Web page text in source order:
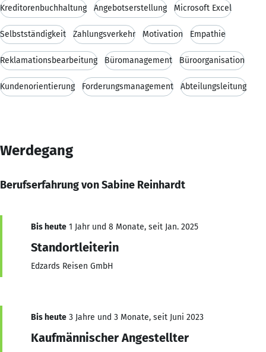
Kreditorenbuchhaltung Angebotserstellung Microsoft Excel
Selbstständigkeit Zahlungsverkehr Motivation Empathie
Reklamationsbearbeitung Büromanagement Büroorganisation
Kundenorientierung Forderungsmanagement Abteilungsleitung
Werdegang
Berufserfahrung von Sabine Reinhardt
Bis heute 1 Jahr und 8 Monate, seit Jan. 2025
Standortleiterin
Edzards Reisen GmbH
Bis heute 3 Jahre und 3 Monate, seit Juni 2023
Kaufmännischer Angestellter